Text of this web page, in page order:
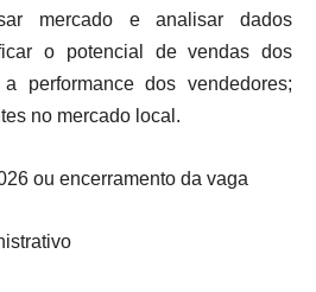
mercado e analisar dados
o potencial de vendas dos
performance dos vendedores;
no mercado local.
ou encerramento da vaga